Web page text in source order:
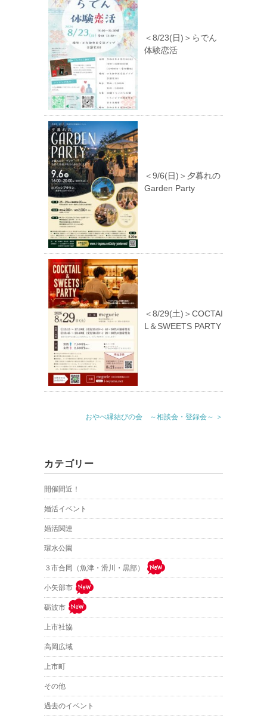
＜8/23(日)＞らでん
体験恋活
＜9/6(日)＞夕暮れの
Garden Party
＜8/29(土)＞COCTAI
L＆SWEETS PARTY
おやべ縁結びの会 ～相談会・登録会～ ＞
カテゴリー
開催間近！
婚活イベント
婚活関連
環水公園
３市合同（魚津・滑川・黒部）
小矢部市
砺波市
上市社協
高岡広域
上市町
その他
過去のイベント